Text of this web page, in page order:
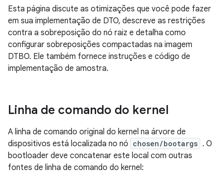
Esta página discute as otimizações que você pode fazer
em sua implementação de DTO, descreve as restrições
contra a sobreposição do nó raiz e detalha como
configurar sobreposições compactadas na imagem
DTBO. Ele também fornece instruções e código de
implementação de amostra.
Linha de comando do kernel
A linha de comando original do kernel na árvore de
dispositivos está localizada no nó chosen/bootargs . O
bootloader deve concatenar este local com outras
fontes de linha de comando do kernel: